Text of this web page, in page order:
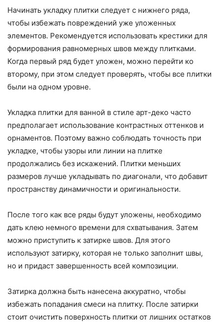
Начинать укладку плитки следует с нижнего ряда,
чтобы избежать повреждений уже уложенных
элементов. Рекомендуется использовать крестики для
формирования равномерных швов между плитками.
Когда первый ряд будет уложен, можно перейти ко
второму, при этом следует проверять, чтобы все плитки
были на одном уровне.
Укладка плитки для ванной в стиле арт-деко часто
предполагает использование контрастных оттенков и
орнаментов. Поэтому важно соблюдать точность при
укладке, чтобы узоры или линии на плитке
продолжались без искажений. Плитки меньших
размеров лучше укладывать по диагонали, что добавит
пространству динамичности и оригинальности.
После того как все ряды будут уложены, необходимо
дать клею немного времени для схватывания. Затем
можно приступить к затирке швов. Для этого
используют затирку, которая не только заполнит швы,
но и придаст завершенность всей композиции.
Затирка должна быть нанесена аккуратно, чтобы
избежать попадания смеси на плитку. После затирки
стоит очистить поверхность плитки от лишних остатков